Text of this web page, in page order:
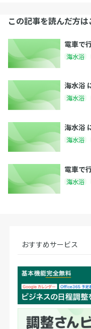
この記事を読んだ方
電車で
海水浴
海水浴
海水浴
海水浴
海水浴
電車で
海水浴
おすすめサービス